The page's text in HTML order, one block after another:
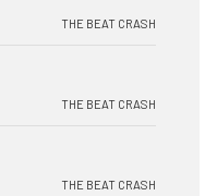
THE BEAT CRASH
THE BEAT CRASH
THE BEAT CRASH